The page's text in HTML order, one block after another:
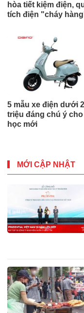
hòa tiết kiệm điện,
tích điện "cháy
5 mẫu xe điện dưới
triệu đáng chú ý
học mới
MỚI CẬP NHẬT